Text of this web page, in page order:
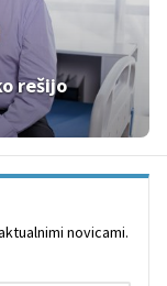
rešijo
novicami.